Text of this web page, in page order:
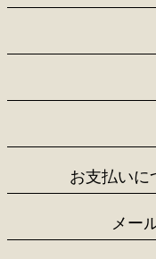
お支払いに
メー